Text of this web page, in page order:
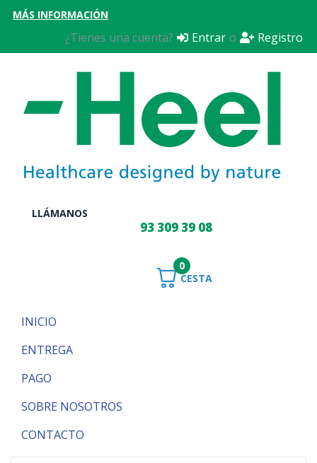
MÁS INFORMACIÓN
¿Tienes una cuenta? Entrar o Registro
INICIO
ENTREGA
PAGO
SOBRE NOSOTROS
CONTACTO
LLÁMANOS
93 309 39 08
CESTA
0